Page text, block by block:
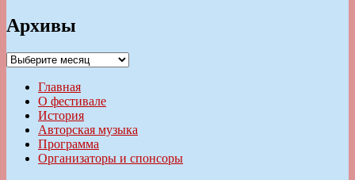
Архивы
Архивы
Главная
О фестивале
История
Авторская музыка
Программа
Организаторы и спонсоры